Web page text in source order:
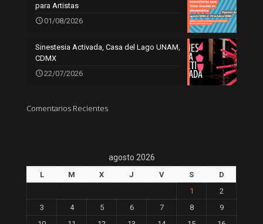
para Artistas
01/08/2026
Sinestesia Activada, Casa del Lago UNAM,
CDMX
22/07/2026
Comentarios Recientes
agosto 2026
L M X J V S
D
1
2
3
4 5 6 7 8
9